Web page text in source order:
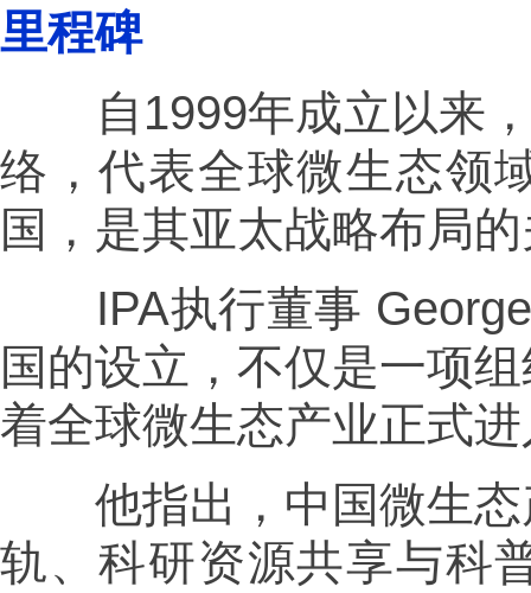
里程碑
自1999年成立以来，
络，代表全球微生态领
国，是其亚太战略布局
IPA执行董事 George
国的设立，不仅是一项
着全球微生态产业正式进
他指出，中国微生态
轨、科研资源共享与科